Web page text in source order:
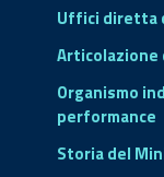
Uffici diretta
Organismo
performance
Storia del